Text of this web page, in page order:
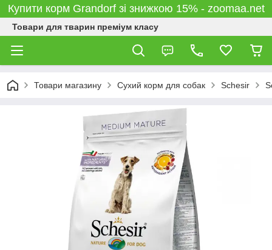
Купити корм Grandorf зі знижкою 15% - zoomaa.net
Товари для тварин преміум класу
Товари магазину Сухий корм для собак Schesir